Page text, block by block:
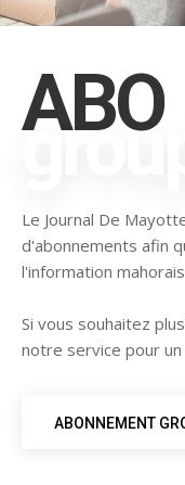
ABO
Le Journal De
d'abonnements afin
l'information
Si vous souhaitez
notre service pour
ABONNEMENT